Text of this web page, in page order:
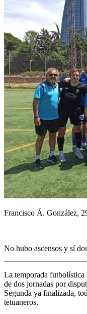
Francisco Á. González,
No hubo ascensos y sí
La temporada futbolística
de dos jornadas por
Segunda ya finalizada,
tetuaneros.